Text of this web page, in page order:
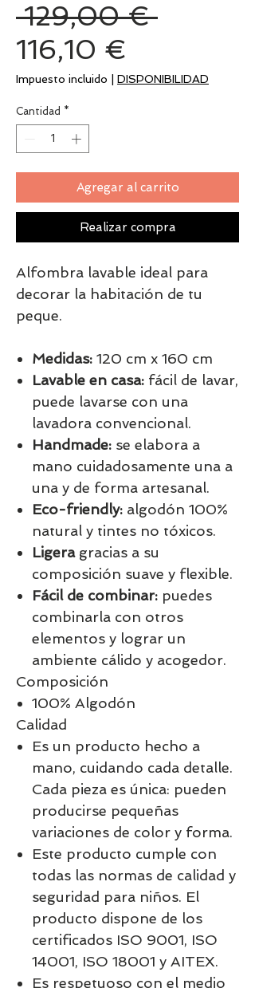
129,00 € Precio
116,10 €
de
Impuesto incluido DISPONIBILIDAD
Cantidad *
Agregar al carrito
Realizar compra
Alfombra lavable ideal para
decorar la habitación de tu
peque.
Medidas: 120 cm x 160 cm
Lavable en casa: fácil de lavar,
puede lavarse con una
lavadora convencional.
Handmade: se elabora a
mano cuidadosamente una a
una y de forma artesanal.
Eco-friendly: algodón 100%
natural y tintes no tóxicos.
Ligeragracias a su
composición suave y flexible.
Fácil de combinar: puedes
combinarla con otros
elementos y lograr un
ambiente cálido y acogedor.
Composición
100% Algodón
Calidad
Es un producto hecho a
mano, cuidando cada detalle.
Cada pieza es única: pueden
producirse pequeñas
variaciones de color y forma.
Este producto cumple con
todas las normas de calidad y
seguridad para niños. El
producto dispone de los
certificados ISO 9001, ISO
14001, ISO 18001 y AITEX.
Es respetuoso con el medio